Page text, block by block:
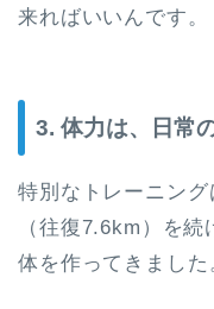
来ればいいんです。
3. 体力は、日常
特別なトレーニン
（往復7.6km）を
体を作ってきました